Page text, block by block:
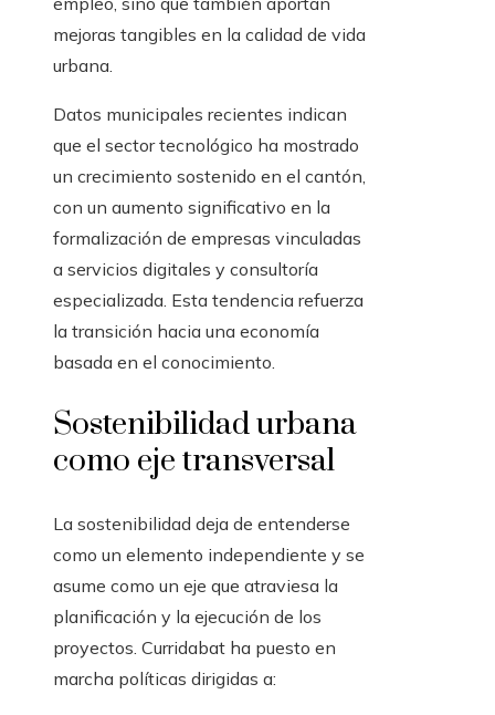
mejoras tangibles en la calidad de vida
urbana.
Datos municipales recientes indican
que el sector tecnológico ha mostrado
un crecimiento sostenido en el cantón,
con un aumento significativo en la
formalización de empresas vinculadas
a servicios digitales y consultoría
especializada. Esta tendencia refuerza
la transición hacia una economía
basada en el conocimiento.
Sostenibilidad urbana
como eje transversal
La sostenibilidad deja de entenderse
como un elemento independiente y se
asume como un eje que atraviesa la
planificación y la ejecución de los
proyectos. Curridabat ha puesto en
marcha políticas dirigidas a: